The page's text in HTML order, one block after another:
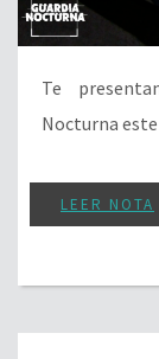
Te
Nocturna
LEER NOTA